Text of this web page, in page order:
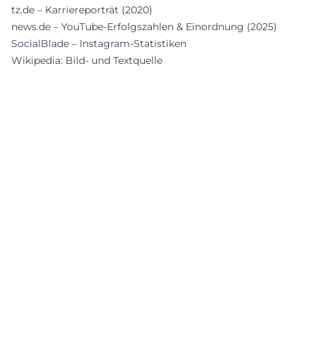
tz.de – Karriereporträt (2020)
news.de – YouTube-Erfolgszahlen & Einordnung (2025)
SocialBlade – Instagram-Statistiken
Wikipedia: Bild- und Textquelle